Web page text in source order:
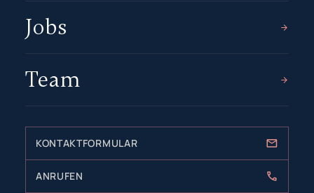
Jobs
Team
KONTAKTFORMULAR
ANRUFEN